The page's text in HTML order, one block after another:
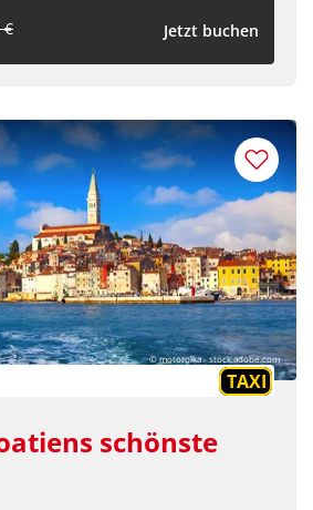
€ Jetzt buchen
© motorolka - stock.adobe.com
TAXI
schönste